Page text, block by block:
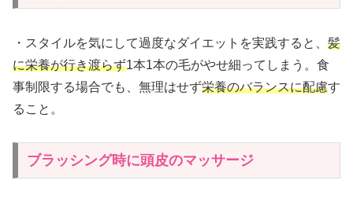
・スタイルを気にして過度なダイエットを実践すると、 髪
に栄養が行き渡らず1本1本の毛がやせ細ってしまう。食
事制限する場合でも、無理はせず栄養のバランスに配慮す
ること。
ブラッシング時に頭皮のマッサージ